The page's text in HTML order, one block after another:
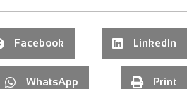
Facebook LinkedIn
WhatsApp Print